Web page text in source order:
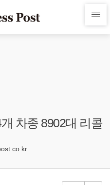
차종 8902대 리콜